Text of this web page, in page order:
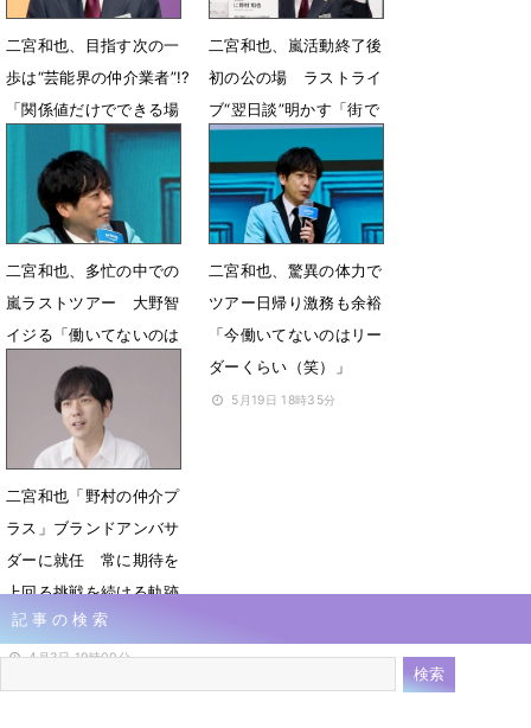
二宮和也、目指す次の一
歩は“芸能界の仲介業者”!?
「関係値だけでできる場
所を作っていけたら」
6月3日 12時47分
二宮和也、嵐活動終了後
初の公の場 ラストライ
ブ“翌日談”明かす「街で
6月3日 11時35分
二宮和也、多忙の中での
嵐ラストツアー 大野智
イジる「働いてないのは
リーダーぐらい」
5月25日 07時44分
二宮和也、驚異の体力で
ツアー日帰り激務も余裕
「今働いてないのはリー
ダーくらい（笑）」
5月19日 18時35分
二宮和也「野村の仲介プ
ラス」ブランドアンバサ
ダーに就任 常に期待を
上回る挑戦を続ける軌跡
に共鳴
4月3日 19時00分
記事の検索